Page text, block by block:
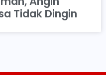
Tidak Dingin